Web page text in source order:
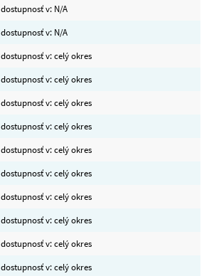
dostupnosť v: N/A
dostupnosť v: N/A
dostupnosť v: celý okres
dostupnosť v: celý okres
dostupnosť v: celý okres
dostupnosť v: celý okres
dostupnosť v: celý okres
dostupnosť v: celý okres
dostupnosť v: celý okres
dostupnosť v: celý okres
dostupnosť v: celý okres
dostupnosť v: celý okres